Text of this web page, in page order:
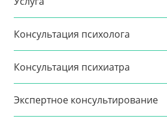
Консультация психолога
Консультация психиатра
Экспертное консультирование